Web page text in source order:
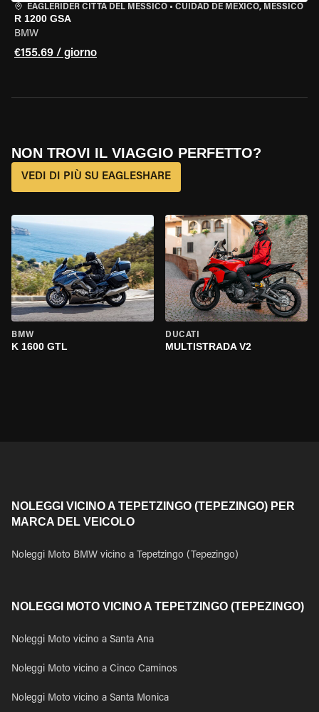
EAGLERIDER CITTÀ DEL MESSICO • CUIDAD DE MEXICO, MESSICO
R 1200 GSA
BMW
€155.69 / giorno
NON TROVI IL VIAGGIO PERFETTO?
VEDI DI PIÙ SU EAGLESHARE
BMW
K 1600 GTL
DUCATI
MULTISTRADA V2
NOLEGGI VICINO A TEPETZINGO (TEPEZINGO) PER
MARCA DEL VEICOLO
Noleggi Moto BMW vicino a Tepetzingo (Tepezingo)
NOLEGGI MOTO VICINO A TEPETZINGO (TEPEZINGO)
Noleggi Moto vicino a Santa Ana
Noleggi Moto vicino a Cinco Caminos
Noleggi Moto vicino a Santa Monica